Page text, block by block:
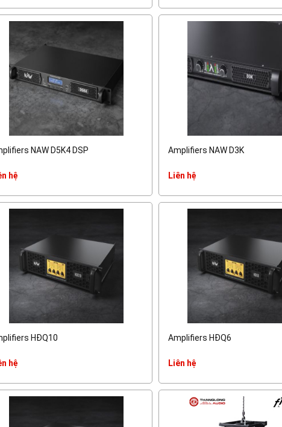
NAW D5K4 DSP
hệ
Amplifiers NAW D3K
Liên hệ
HĐQ10
hệ
Amplifiers HĐQ6
Liên hệ